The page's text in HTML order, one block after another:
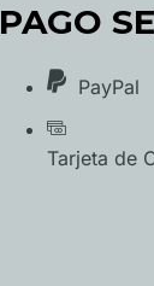
PAGO
PayPal
Tarjeta de